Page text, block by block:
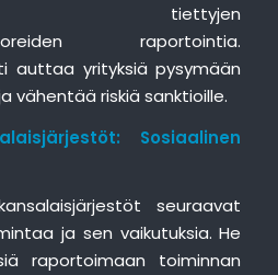
tiettyjen
raportointia.
auttaa yrityksiä pysymään
vähentää riskiä sanktioille.
Sosiaalinen
seuraavat
ja sen vaikutuksia. He
raportoimaan toiminnan